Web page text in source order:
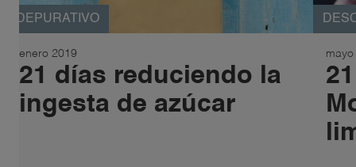
DEPURATIVO
enero 2019
21 días reduciendo la
ingesta de azúcar